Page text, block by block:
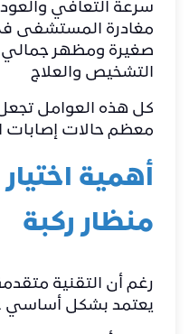
سرعة التعافي
مغادرة المستشفى
صغيرة ومظهر
التشخيص والعلاج
كل هذه العوامل تجعل
معظم حالات
إصابات
أهمية
منظار ركبة
رغم أن التقنية
يعتمد بشكل أساسي